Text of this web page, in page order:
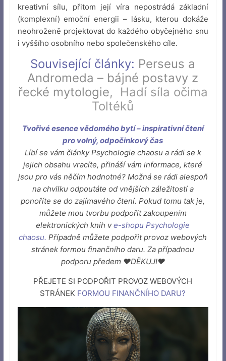
kreativní sílu, přitom její víra nepostrádá základní
(komplexní) emoční energii – lásku, kterou dokáže
neohroženě projektovat do každého obyčejného snu
i vyššího osobního nebo společenského cíle.
Související články: Perseus a
Andromeda – bájné postavy z
řecké mytologie, Hadí síla očima
Toltéků
Tvořivé esence vědomého bytí – inspirativní čtení
pro volný, odpočinkový čas
Líbí se vám články Psychologie chaosu a rádi se k
jejich obsahu vracíte, přináší vám informace, které
jsou pro vás něčím hodnotné? Možná se rádi alespoň
na chvilku odpoutáte od vnějších záležitostí a
ponoříte se do zajímavého čtení. Pokud tomu tak je,
můžete mou tvorbu podpořit zakoupením
elektronických knih ve-shopu Psychologie
chaosu. Případně můžete podpořit provoz webových
stránek formou finančního daru. Za případnou
podporu předem ♥DĚKUJI♥
PŘEJETE SI PODPOŘIT PROVOZ WEBOVÝCH
STRÁNEK FORMOU FINANČNÍHO DARU?